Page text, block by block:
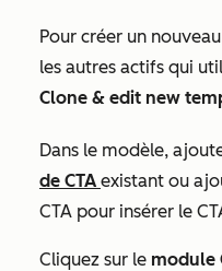
Pour créer un
les autres actifs qui
Clone & edit new
Dans le modèle,
de CTA existant ou
CTA pour insérer le
Cliquez sur le module